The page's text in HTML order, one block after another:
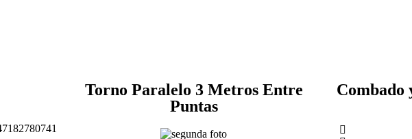
Torno Paralelo 3 Metros Entre
Puntas
Combado